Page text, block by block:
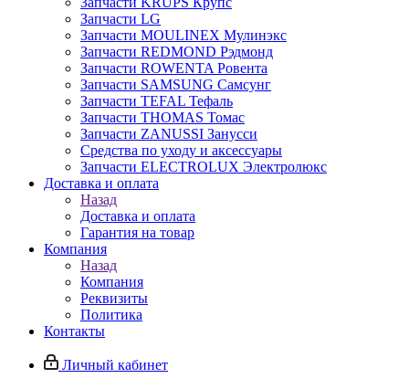
Запчасти LG
Запчасти MOULINEX Мулинэкс
Запчасти REDMOND Рэдмонд
Запчасти ROWENTA Ровента
Запчасти SAMSUNG Самсунг
Запчасти TEFAL Тефаль
Запчасти THOMAS Томас
Запчасти ZANUSSI Занусси
Средства по уходу и аксессуары
Запчасти ELECTROLUX Электролюкс
Доставка и оплата
Назад
Доставка и оплата
Гарантия на товар
Компания
Назад
Компания
Реквизиты
Политика
Контакты
Личный кабинет